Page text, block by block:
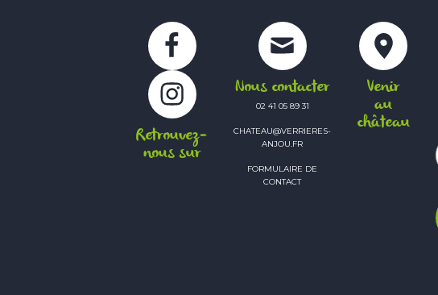
Retrouvez-
nous sur
Facebook
Instagram Nous contacter
02 41 05 89 31
CHATEAU@VERRIERES-
ANJOU.FR
FORMULAIRE DE
CONTACT
Venir
au
château